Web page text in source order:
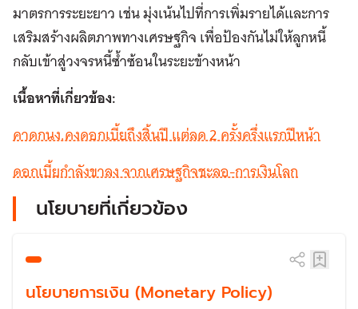
มาตรการระยะยาว เช่น มุ่งเน้นไปที่การเพิ่มรายได้และการ
เสริมสร้างผลิตภาพทางเศรษฐกิจ เพื่อป้องกันไม่ให้ลูกหนี้
กลับเข้าสู่วงจรหนี้ซ้ำซ้อนในระยะข้างหน้า
เนื้อหาที่เกี่ยวข้อง:
คาดกนง.คงดอกเบี้ยถึงสิ้นปี แต่ลด 2 ครั้งครึ่งแรกปีหน้า
ดอกเบี้ยกำลังขาลง จากเศรษฐกิจชะลอ-การเงินโลก
นโยบายที่เกี่ยวข้อง
นโยบายการเงิน (Monetary Policy)